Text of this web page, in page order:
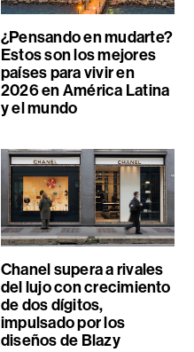
¿Pensando en mudarte?
Estos son los mejores
países para vivir en
2026 en América Latina
y el mundo
Chanel supera a rivales
del lujo con crecimiento
de dos dígitos,
impulsado por los
diseños de Blazy